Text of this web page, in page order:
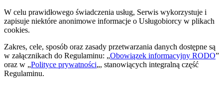
W celu prawidłowego świadczenia usług, Serwis wykorzystuje i
zapisuje niektóre anonimowe informacje o Usługobiorcy w plikach
cookies.
Zakres, cele, sposób oraz zasady przetwarzania danych dostępne są
w załącznikach do Regulaminu: „Obowiązek informacyjny RODO”
oraz w „Polityce prywatności„, stanowiących integralną część
Regulaminu.